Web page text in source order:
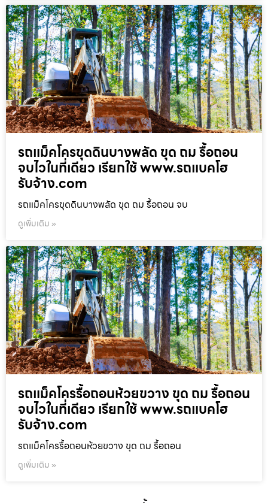
รถแม็คโครขุดดินบางพลัด ขุด ถม รื้อถอน
จบไวในที่เดียว เรียกใช้ www.รถแบคโฮ
รับจ้าง.com
รถแม็คโครขุดดินบางพลัด ขุด ถม รื้อถอน จบ
ดูเพิ่มเติม »
รถแม็คโครรื้อถอนห้วยขวาง ขุด ถม รื้อถอน
จบไวในที่เดียว เรียกใช้ www.รถแบคโฮ
รับจ้าง.com
รถแม็คโครรื้อถอนห้วยขวาง ขุด ถม รื้อถอน
ดูเพิ่มเติม »